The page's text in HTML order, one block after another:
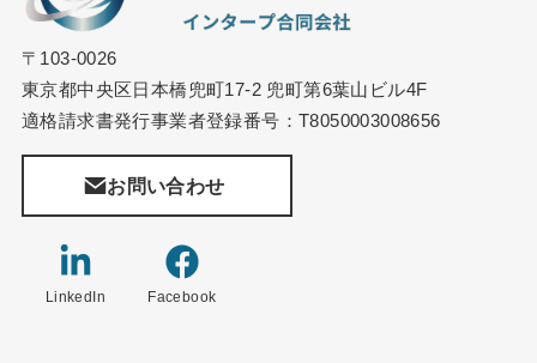
〒103-0026
東京都中央区日本橋兜町17-2 兜町第6葉山ビル4F
適格請求書発行事業者登録番号：T8050003008656
お問い合わせ
LinkedIn Facebook